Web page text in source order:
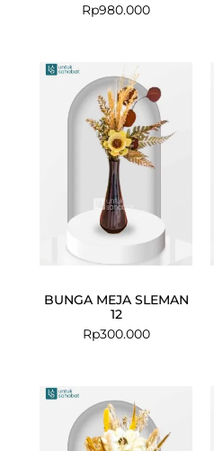
Rp980.000
BUNGA MEJA SLEMAN
12
Rp300.000